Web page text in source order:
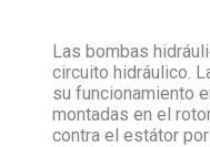
Las bombas
circuito hidráulico.
su funcionamiento
montadas en el
contra el estátor